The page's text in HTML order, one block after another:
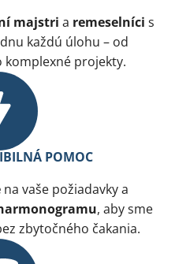
majstri a remeselníci s
každú úlohu – od
projekty.
POMOC
na vaše požiadavky a
, aby sme
zbytočného čakania.